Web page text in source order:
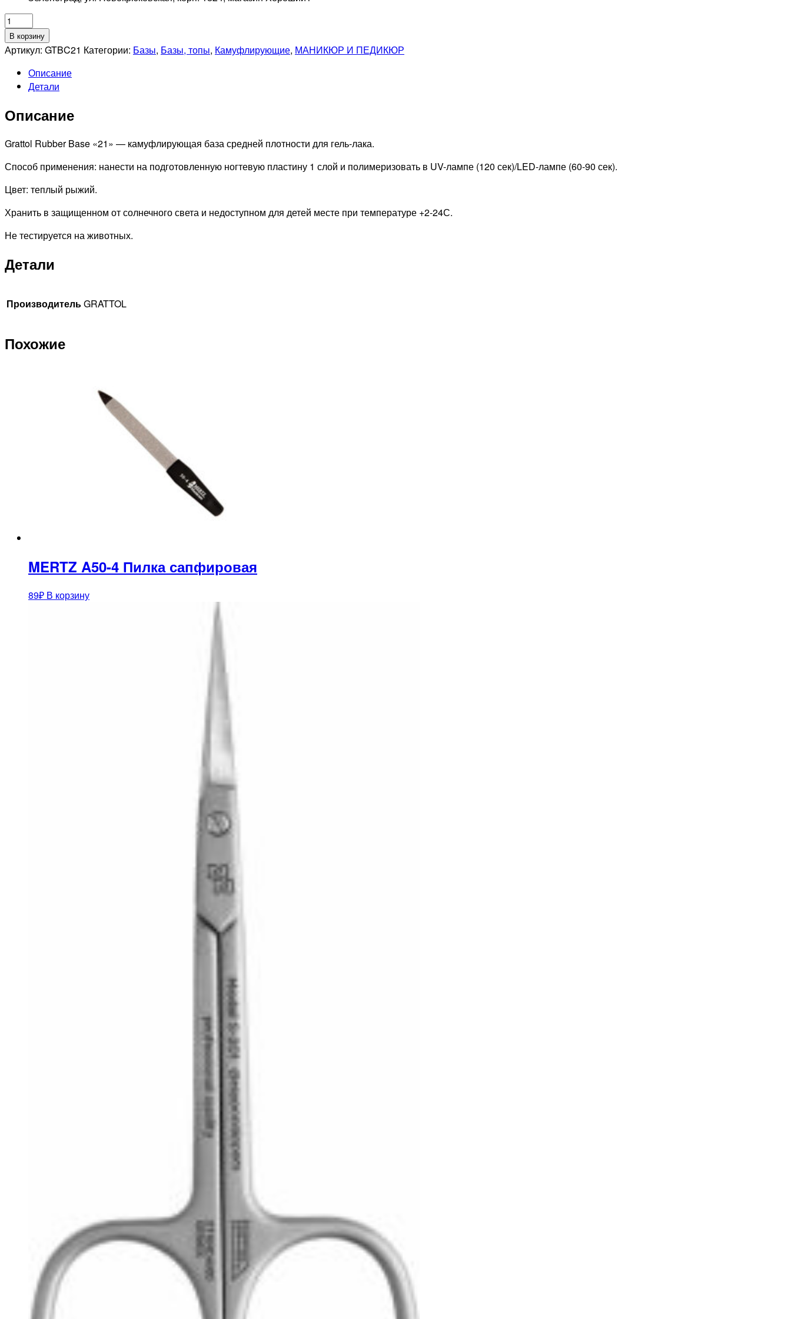
Количество
товара
GRATTOL
база
Rubber
Camouflage
9мл
В корзину
Артикул: GTBC21 Категории: Базы, Базы, топы, Камуфлирующие, МАНИКЮР И ПЕДИКЮР
Описание
Детали
Описание
Grattol Rubber Base «21» — камуфлирующая база средней плотности для гель-лака.
Способ применения: нанести на подготовленную ногтевую пластину 1 слой и полимеризовать в UV-лампе (120 сек)/LED-лампе (60-90 сек).
Цвет: теплый рыжий.
Хранить в защищенном от солнечного света и недоступном для детей месте при температуре +2-24С.
Не тестируется на животных.
Детали
ПроизводительGRATTOL
Похожие
MERTZ A50-4 Пилка сапфировая
89₽ В корзину